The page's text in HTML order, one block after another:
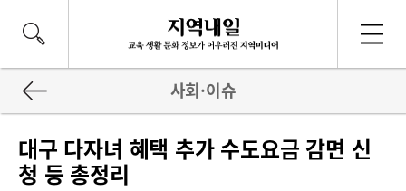
사회·이슈
대구 다자녀 혜택 추가 수도요금 감면 신
청 등 총정리